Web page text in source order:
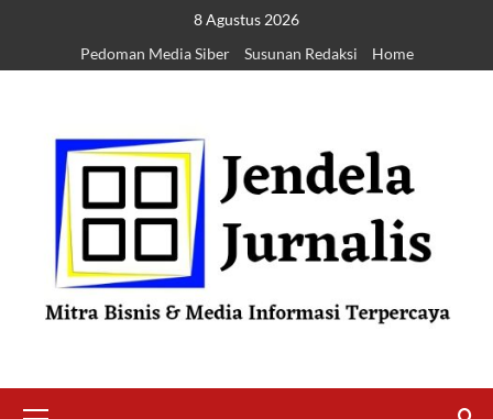
8 Agustus 2026
Pedoman Media Siber
Susunan Redaksi Home